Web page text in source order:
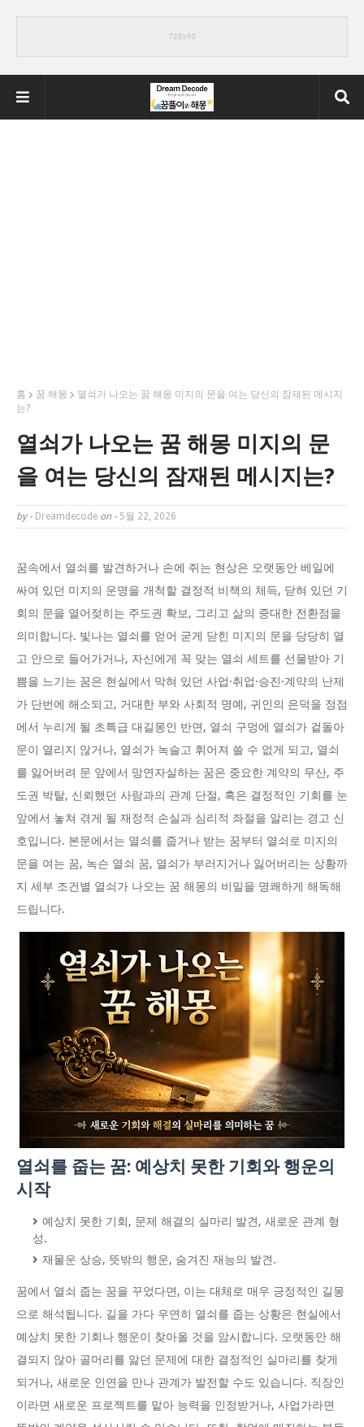
홈 꿈 해몽
열쇠가 나오는 꿈 해몽 미지의 문을 여는 당신의 잠재된 메시지
는?
열쇠가 나오는 꿈 해몽 미지의 문
을 여는 당신의 잠재된 메시지는?
by - Dreamdecode on - 5월 22, 2026
꿈속에서 열쇠를 발견하거나 손에 쥐는 현상은 오랫동안 베일에
싸여 있던 미지의 운명을 개척할 결정적 비책의 체득, 닫혀 있던 기
회의 문을 열어젖히는 주도권 확보, 그리고 삶의 중대한 전환점을
의미합니다. 빛나는 열쇠를 얻어 굳게 닫힌 미지의 문을 당당히 열
고 안으로 들어가거나, 자신에게 꼭 맞는 열쇠 세트를 선물받아 기
쁨을 느기는 꿈은 현실에서 막혀 있던 사업·취업·승진·계약의 난제
가 단번에 해소되고, 거대한 부와 사회적 명예, 귀인의 은덕을 정점
에서 누리게 될 초특급 대길몽인 반면, 열쇠 구멍에 열쇠가 겉돌아
문이 열리지 않거나, 열쇠가 녹슬고 휘어져 쓸 수 없게 되고, 열쇠
를 잃어버려 문 앞에서 망연자실하는 꿈은 중요한 계약의 무산, 주
도권 박탈, 신뢰했던 사람과의 관계 단절, 혹은 결정적인 기회를 눈
앞에서 놓쳐 겪게 될 재정적 손실과 심리적 좌절을 알리는 경고 신
호입니다. 본문에서는 열쇠를 줍거나 받는 꿈부터 열쇠로 미지의
문을 여는 꿈, 녹슨 열쇠 꿈, 열쇠가 부러지거나 잃어버리는 상황까
지 세부 조건별 열쇠가 나오는 꿈 해몽의 비밀을 명쾌하게 해독해
드립니다.
열쇠를 줍는 꿈: 예상치 못한 기회와 행운의
시작
예상치 못한 기회, 문제 해결의 실마리 발견, 새로운 관계 형
성.
재물운 상승, 뜻밖의 행운, 숨겨진 재능의 발견.
꿈에서 열쇠 줍는 꿈을 꾸었다면, 이는 대체로 매우 긍정적인 길몽
으로 해석됩니다. 길을 가다 우연히 열쇠를 줍는 상황은 현실에서
예상치 못한 기회나 행운이 찾아올 것을 암시합니다. 오랫동안 해
결되지 않아 골머리를 앓던 문제에 대한 결정적인 실마리를 찾게
되거나, 새로운 인연을 만나 관계가 발전할 수도 있습니다. 직장인
이라면 새로운 프로젝트를 맡아 능력을 인정받거나, 사업가라면